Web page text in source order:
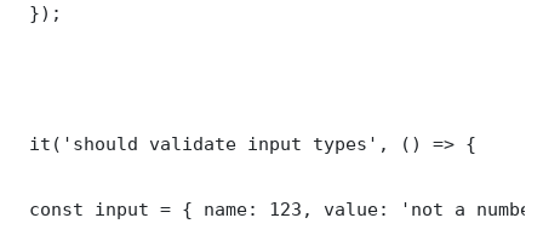
});
it('should validate input types', () => {
const input = { name: 123, value: 'not a